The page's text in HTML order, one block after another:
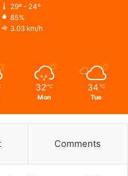
29º - 24º
85%
3.03 km/h
32 ℃
Mon
34 ℃
Tue
Comments